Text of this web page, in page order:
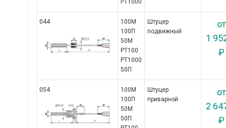
РТ1000
044
100М
100П
50М
РТ100
РТ1000
50П
Штуцер
подвижный
от
1
₽
054
100М
100П
50М
50П
Штуцер
приварной
от
2
₽